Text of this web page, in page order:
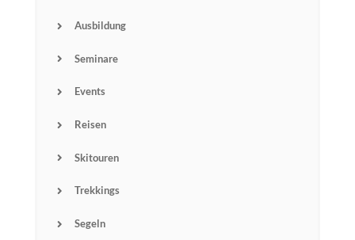
Ausbildung
Seminare
Events
Reisen
Skitouren
Trekkings
Segeln